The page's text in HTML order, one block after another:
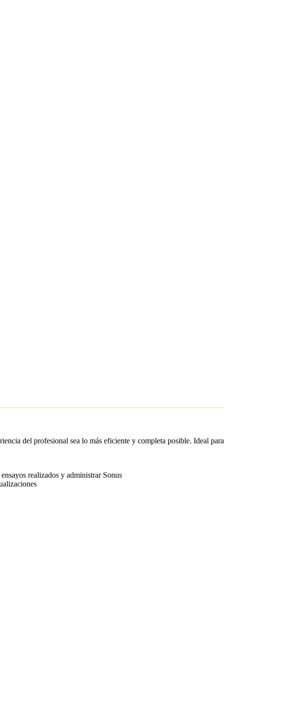
del profesional sea lo más eficiente y completa posible. Ideal para
realizados y administrar Sonus